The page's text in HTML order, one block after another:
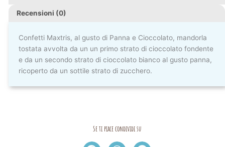
Recensioni (0)
Confetti Maxtris, al gusto di Panna e Cioccolato, mandorla
tostata avvolta da un un primo strato di cioccolato fondente
e da un secondo strato di cioccolato bianco al gusto panna,
ricoperto da un sottile strato di zucchero.
Se ti piace condividi su